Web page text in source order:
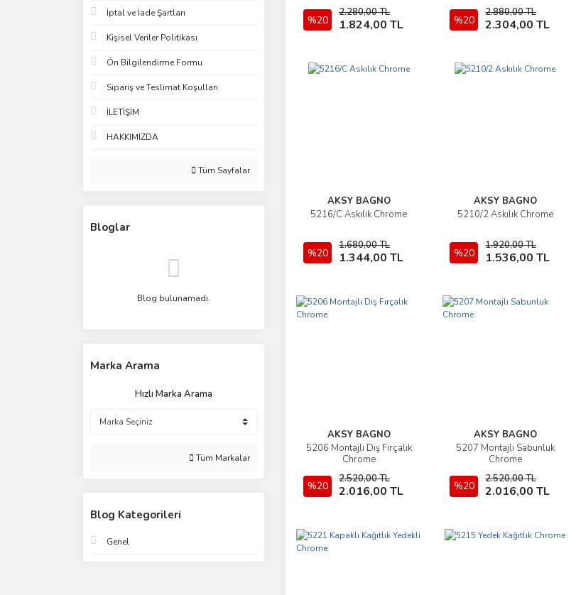
İptal ve İade Şartları
Kişisel Veriler Politikası
Ön Bilgilendirme Formu
Sipariş ve Teslimat Koşulları
İLETİŞİM
HAKKIMIZDA
Tüm Sayfalar
Bloglar
Blog bulunamadı.
Marka Arama
Hızlı Marka Arama
Tüm Markalar
Blog Kategorileri
Genel
%20
2.280,00 TL
1.824,00 TL
Sepete Ekle %20
2.880,00 TL
2.304,00 TL
Sepete Ekle
AKSY BAGNO
5216/C Askılık Chrome
%20
1.680,00 TL
1.344,00 TL
İncele
Sepete Ekle
AKSY BAGNO
5210/2 Askılık Chrome
%20
1.920,00 TL
1.536,00 TL
İncele
Sepete Ekle
AKSY BAGNO
5206 Montajlı Diş Fırçalık
Chrome
%20
2.520,00 TL
2.016,00 TL
İncele
Sepete Ekle
AKSY BAGNO
5207 Montajlı Sabunluk
Chrome
%20
2.520,00 TL
2.016,00 TL
İncele
Sepete Ekle